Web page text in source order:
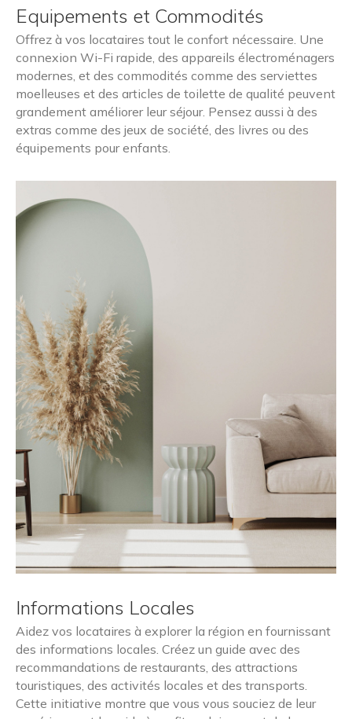
Equipements et Commodités
Offrez à vos locataires tout le confort nécessaire. Une
connexion Wi-Fi rapide, des appareils électroménagers
modernes, et des commodités comme des serviettes
moelleuses et des articles de toilette de qualité peuvent
grandement améliorer leur séjour. Pensez aussi à des
extras comme des jeux de société, des livres ou des
équipements pour enfants.
Informations Locales
Aidez vos locataires à explorer la région en fournissant
des informations locales. Créez un guide avec des
recommandations de restaurants, des attractions
touristiques, des activités locales et des transports.
Cette initiative montre que vous vous souciez de leur